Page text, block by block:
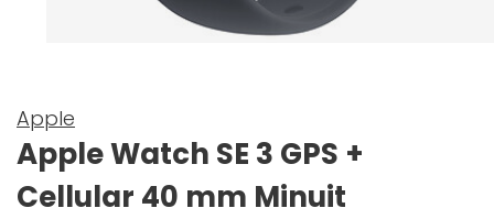
Apple
Apple Watch SE 3 GPS +
Cellular 40 mm Minuit